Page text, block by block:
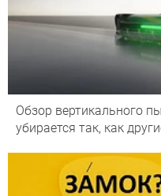
Обзор вертикального
убирается так, как